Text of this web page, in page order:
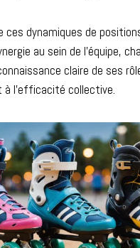
ces dynamiques de
au sein de l’équipe,
claire de ses
l’efficacité collective.